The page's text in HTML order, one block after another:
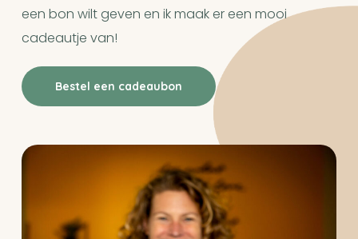
een bon wilt geven en ik maak er een mooi
cadeautje van!
Bestel een cadeaubon